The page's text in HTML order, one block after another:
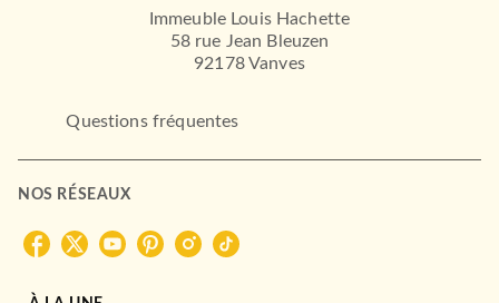
Immeuble Louis Hachette
58 rue Jean Bleuzen
92178 Vanves
Questions fréquentes
NOS RÉSEAUX